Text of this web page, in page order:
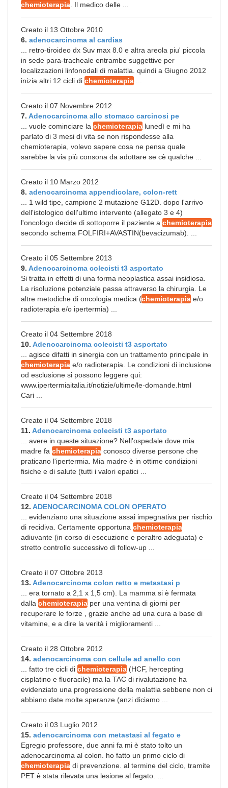
chemioterapia . Il medico delle ...
Creato il 13 Ottobre 2010
6. adenocarcinoma al cardias
... retro-tiroideo dx Suv max 8.0 e altra areola piu' piccola
in sede para-tracheale entrambe suggettive per
localizzazioni linfonodali di malattia. quindi a Giugno 2012
inizia altri 12 cicli di chemioterapia
Creato il 07 Novembre 2012
7. Adenocarcinoma allo stomaco carcinosi pe
... vuole cominciare la chemioterapia lunedì e mi ha
parlato di 3 mesi di vita se non rispondesse alla
chemioterapia, volevo sapere cosa ne pensa quale
sarebbe la via più consona da adottare se cè qualche ...
Creato il 10 Marzo 2012
8. adenocarcinoma appendicolare, colon-rett
... 1 wild tipe, campione 2 mutazione G12D. dopo l'arrivo
dell'istologico dell'ultimo intervento (allegato 3 e 4)
l'oncologo decide di sottoporre il paziente a chemioterapia
secondo schema FOLFIRI+AVASTIN(bevacizumab). ...
Creato il 05 Settembre 2013
9. Adenocarcinoma colecisti t3 asportato
Si tratta in effetti di una forma neoplastica assai insidiosa.
La risoluzione potenziale passa attraverso la chirurgia. Le
altre metodiche di oncologia medica (chemioterapia e/o
radioterapia e/o ipertermia) ...
Creato il 04 Settembre 2018
10. Adenocarcinoma colecisti t3 asportato
... agisce difatti in sinergia con un trattamento principale in
chemioterapia e/o radioterapia. Le condizioni di inclusione
od esclusione si possono leggere qui:
www.ipertermiaitalia.it/notizie/ultime/le-domande.html
Cari ...
Creato il 04 Settembre 2018
11. Adenocarcinoma colecisti t3 asportato
... avere in queste situazione? Nell'ospedale dove mia
madre fa chemioterapia conosco diverse persone che
praticano l'ipertermia. Mia madre è in ottime condizioni
fisiche e di salute (tutti i valori epatici ...
Creato il 04 Settembre 2018
12. ADENOCARCINOMA COLON OPERATO
... evidenziano una situazione assai impegnativa per rischio
di recidiva. Certamente opportuna chemioterapia
adiuvante (in corso di esecuzione e peraltro adeguata) e
stretto controllo successivo di follow-up ...
Creato il 07 Ottobre 2013
13. Adenocarcinoma colon retto e metastasi p
... era tornato a 2,1 x 1,5 cm). La mamma si è fermata
dalla chemioterapia per una ventina di giorni per
recuperare le forze , grazie anche ad una cura a base di
vitamine, e a dire la verità i miglioramenti ...
Creato il 28 Ottobre 2012
14. adenocarcinoma con cellule ad anello con
... fatto tre cicli di chemioterapia (HCF, hercepting
cisplatino e fluoracile) ma la TAC di rivalutazione ha
evidenziato una progressione della malattia sebbene non ci
abbiano date molte speranze (anzi diciamo ...
Creato il 03 Luglio 2012
15. adenocarcinoma con metastasi al fegato e
Egregio professore, due anni fa mi è stato tolto un
adenocarcinoma al colon. ho fatto un primo ciclo di
chemioterapia di prevenzione. al termine del ciclo, tramite
PET è stata rilevata una lesione al fegato. ...